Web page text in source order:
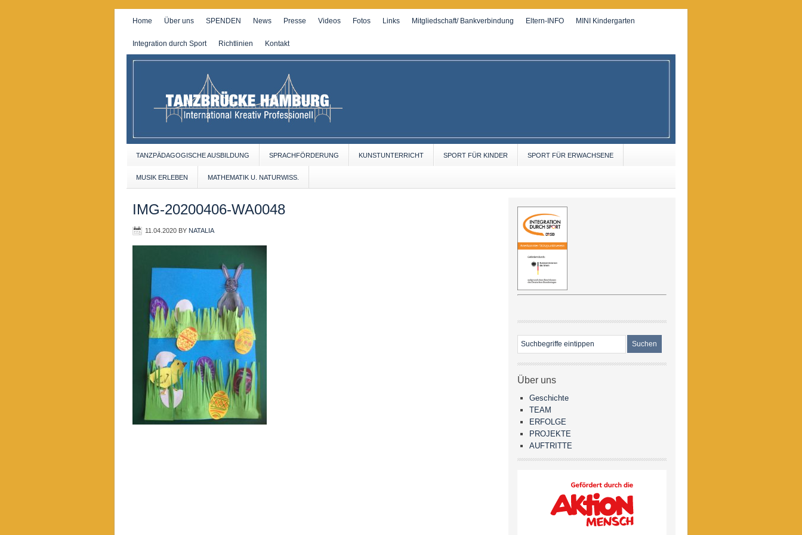
Home Über uns SPENDEN News Presse Videos Fotos Links Mitgliedschaft/ Bankverbindung Eltern-INFO MINI Kindergarten
Integration durch Sport Richtlinien Kontakt
TANZPÄDAGOGISCHE AUSBILDUNG SPRACHFÖRDERUNG KUNSTUNTERRICHT SPORT FÜR KINDER SPORT FÜR ERWACHSENE
MUSIK ERLEBEN MATHEMATIK U. NATURWISS.
IMG-20200406-WA0048
11.04.2020 BY NATALIA
Über uns
Geschichte
TEAM
ERFOLGE
PROJEKTE
AUFTRITTE